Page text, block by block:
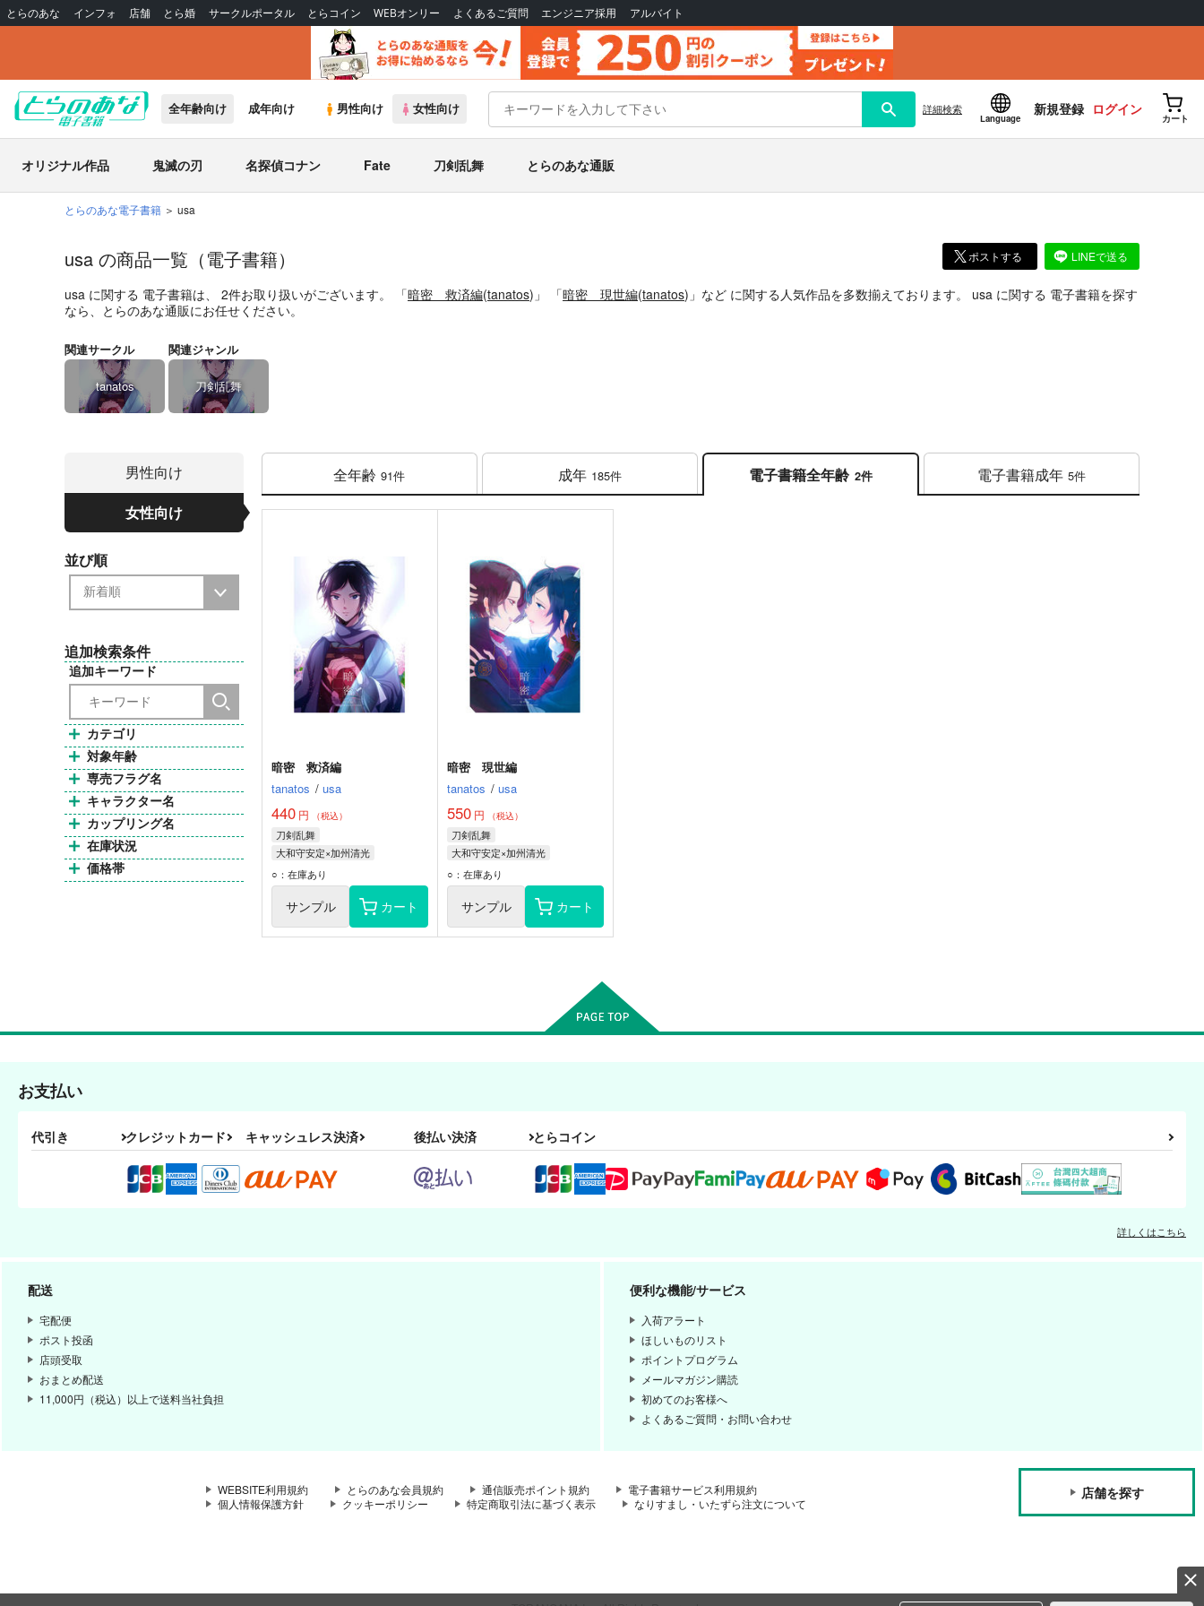
とらのあな インフォ 店舗 とら婚 サークルポータル とらコイン WEBオンリー よくあるご質問 エンジニア採用 アルバイト
全年齢向け 成年向け 男性向け 女性向け 詳細検索
Language
新規登録 ログイン
カート
オリジナル作品 鬼滅の刃 名探偵コナン Fate 刀剣乱舞 とらのあな通販
とらのあな電子書籍 usa
ポストする LINEで送る
usa の商品一覧（電子書籍）
usa に関する 電子書籍は、 2件お取り扱いがございます。 「暗密 救済編(tanatos)」 「暗密 現世編(tanatos)」 など に関する人気作品を多数揃えております。 usa に関する 電子書籍を探す
なら、とらのあな通販にお任せください。
関連サークル
tanatos
関連ジャンル
刀剣乱舞
男性向け
女性向け
並び順
追加検索条件
追加キーワード
カテゴリ
対象年齢
専売フラグ名
キャラクター名
カップリング名
在庫状況
価格帯
全年齢 91件 成年 185件 電子書籍全年齢 2件 電子書籍成年 5件
暗密 救済編
tanatos / usa
440 円 （税込）
刀剣乱舞
大和守安定×加州清光
加州清光
○：在庫あり
サンプル カート
暗密 現世編
tanatos / usa
550円 （税込）
刀剣乱舞
大和守安定×加州清光
加州清光
○：在庫あり
サンプル カート
お支払い
代引き クレジットカード キャッシュレス決済 後払い決済 とらコイン
詳しくはこちら
配送
宅配便
ポスト投函
店頭受取
おまとめ配送
11,000円（税込）以上で送料当社負担
便利な機能/サービス
入荷アラート
ほしいものリスト
ポイントプログラム
メールマガジン購読
初めてのお客様へ
よくあるご質問・お問い合わせ
WEBSITE利用規約 とらのあな会員規約 通信販売ポイント規約
電子書籍サービス利用規約
個人情報保護方針
クッキーポリシー 特定商取引法に基づく表示 なりすまし・いたずら注文について
店舗を探す